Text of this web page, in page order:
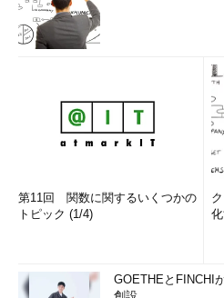
第11回 関数に関するいくつかの
トピック (1/4)
GOETHEとFINCHI